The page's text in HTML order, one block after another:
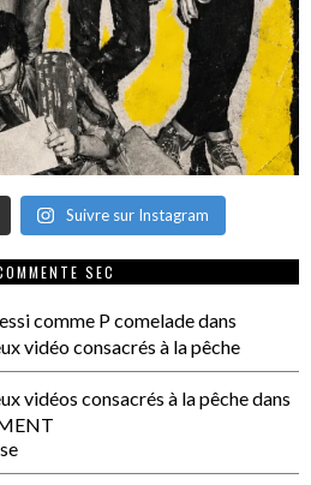
Suivre sur Instagram
SEC
comme P comeladedans
vidéo consacrés à la pêche
vidéos consacrés à la pêchedans